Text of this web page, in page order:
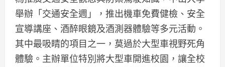
舉辦「交通安全週」，推出機車免費健檢、安全
宣導講座、酒醉眼鏡及酒測器體驗等多元活動。
其中最吸睛的項目之一，莫過於大型車視野死角
體驗。主辦單位特別將大型車開進校園，讓全校